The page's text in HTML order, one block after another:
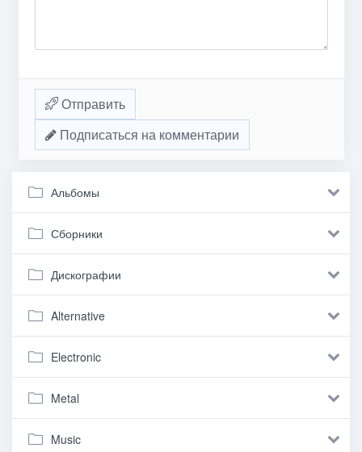
Отправить
Подписаться на комментарии
Альбомы
Сборники
Дискографии
Alternative
Electronic
Metal
Music